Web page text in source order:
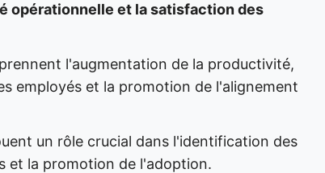
et la satisfaction des
l'augmentation de la productivité,
employés et la promotion de l'alignement
un rôle crucial dans l'identification des
et la promotion de l'adoption.